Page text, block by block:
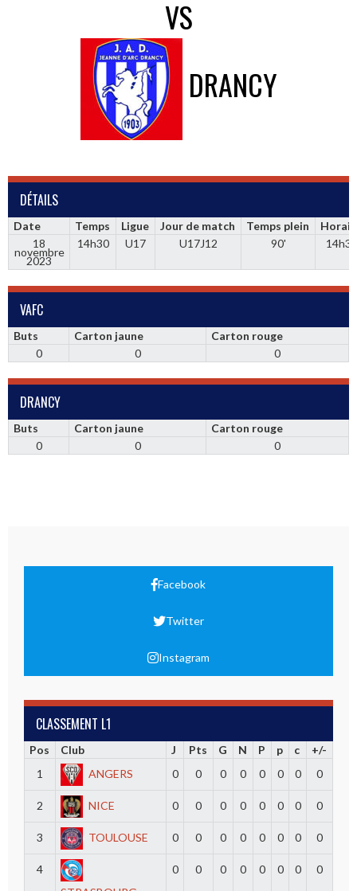
VS
DRANCY
DÉTAILS
Date Temps Ligue Jour de match Temps plein
18
novembre
2023
14h30 U17 U17J12 90' 14h30
VAFC
Buts Carton jaune
Carton rouge
0
0 0
DRANCY
Buts Carton jaune
Carton rouge
0
0 0
Facebook
Twitter
Instagram
CLASSEMENT L1
Pos Club J Pts G N P p c
+/-
1
ANGERS 0 0 0 0 0 0 0 0
2 NICE 0 0 0 0 0 0 0 0
3 TOULOUSE 0 0 0 0 0 0 0 0
4
0 0 0 0 0 0 0 0